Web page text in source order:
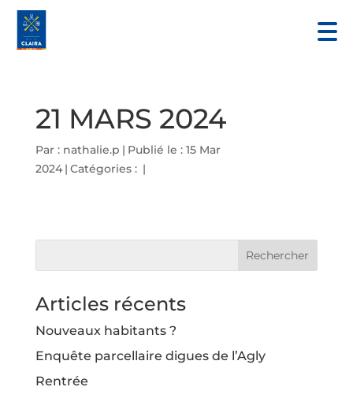
21 MARS 2024
Par : nathalie.p | Publié le : 15 Mar
2024 | Catégories : |
Articles récents
Nouveaux habitants ?
Enquête parcellaire digues de l’Agly
Rentrée